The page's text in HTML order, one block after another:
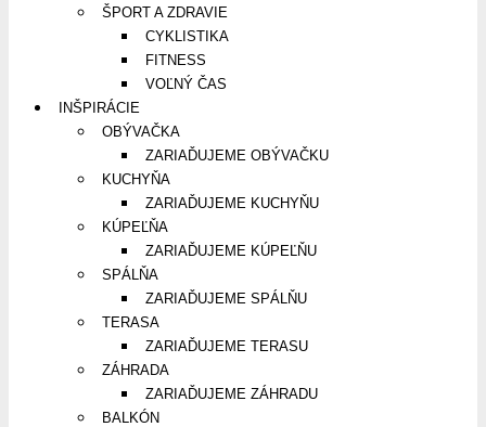
ŠPORT A ZDRAVIE
CYKLISTIKA
FITNESS
VOĽNÝ ČAS
INŠPIRÁCIE
OBÝVAČKA
ZARIAĎUJEME OBÝVAČKU
KUCHYŇA
ZARIAĎUJEME KUCHYŇU
KÚPEĽŇA
ZARIAĎUJEME KÚPEĽŇU
SPÁLŇA
ZARIAĎUJEME SPÁLŇU
TERASA
ZARIAĎUJEME TERASU
ZÁHRADA
ZARIAĎUJEME ZÁHRADU
BALKÓN